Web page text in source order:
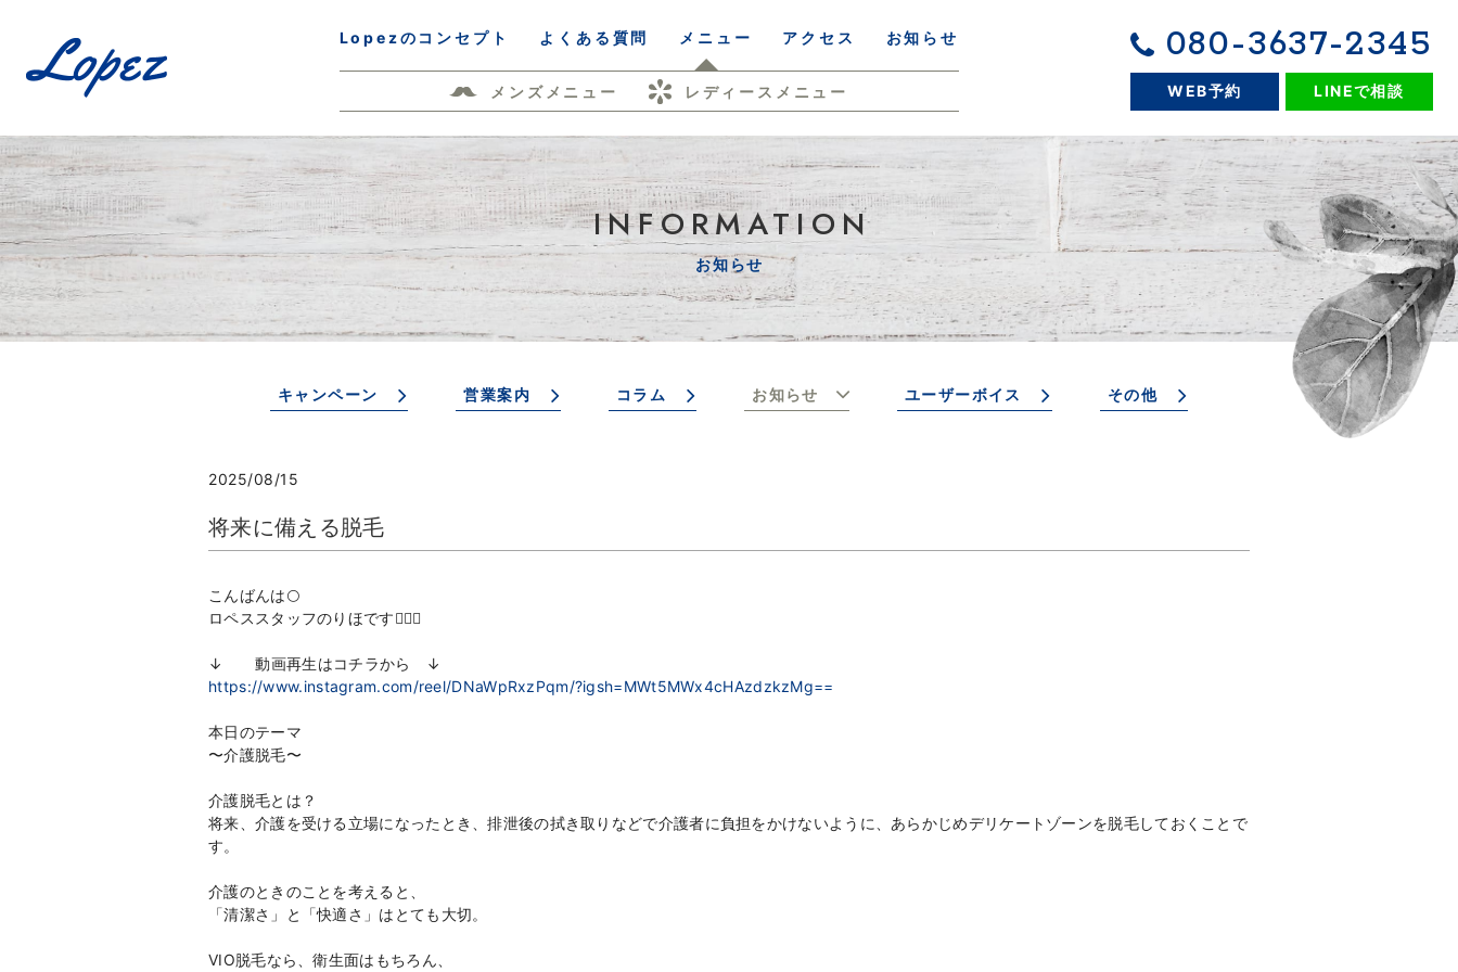
Lopezのコンセプト よくある質問 メニュー
メンズメニュー レディースメニュー
アクセス お知らせ 080-3637-2345
WEB予約 LINEで相談
INFORMATION
お知らせ
キャンペーン 営業案内 コラム お知らせ ユーザーボイス その他
2025/08/15
将来に備える脱毛
こんばんは🌕
ロペススタッフのりほです👩🏻‍⚕️
↓ 動画再生はコチラから ↓
https://www.instagram.com/reel/DNaWpRxzPqm/?igsh=MWt5MWx4cHAzdzkzMg==
本日のテーマ
〜介護脱毛〜
介護脱毛とは？
将来、介護を受ける立場になったとき、排泄後の拭き取りなどで介護者に負担をかけないように、あらかじめデリケートゾーンを脱毛しておくことで
す。
介護のときのことを考えると、
「清潔さ」と「快適さ」はとても大切。
VIO脱毛なら、衛生面はもちろん、